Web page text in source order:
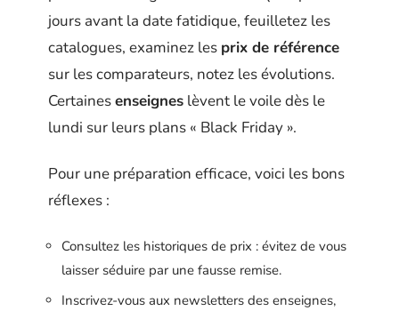
jours avant la date fatidique, feuilletez les
catalogues, examinez les prix de référence
sur les comparateurs, notez les évolutions.
Certainesenseignes lèvent le voile dès le
lundi sur leurs plans « Black Friday ».
Pour une préparation efficace, voici les bons
réflexes :
Consultez les historiques de prix : évitez de vous
laisser séduire par une fausse remise.
Inscrivez-vous aux newsletters des enseignes,